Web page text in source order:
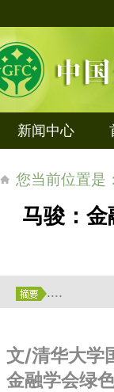
新闻中心
您当前位置是
马骏：
....
文/清华大学
金融学会绿